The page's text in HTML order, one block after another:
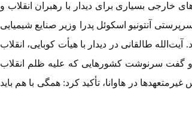
خارجی بسیاری برای دیدار با رهبران انقلاب و
آنتونیو اسکوئل پدرا وزیر صنایع شیمیایی
کرد. آیت‌الله طالقانی در دیدار با هیأت کوبایی، انقلاب
و گفت سرنوشت کشورهایی که علیه ظلم انقلاب
در هاوانا، تأکید کرد: همگی با هم باید